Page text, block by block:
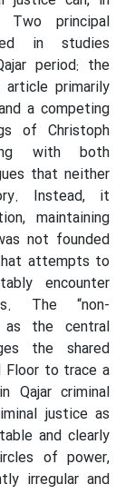
principal
in studies
period: the
primarily
a competing
of Christoph
with both
that neither
Instead, it
maintaining
not founded
attempts to
encounter
The “non-
as the central
the shared
Floor to trace a
Qajar criminal
justice as
and clearly
of power,
irregular and